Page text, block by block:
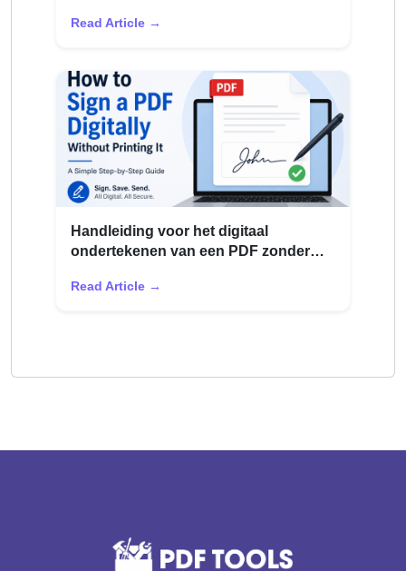
Read Article →
Handleiding voor het digitaal
ondertekenen van een PDF zonder
Read Article →